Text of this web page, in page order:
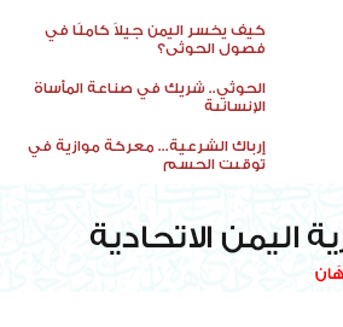
كيف يخسر اليمن جيلاً كاملًا في
فصول الحوثي؟
الحوثي.. شريك في صناعة المأساة
الإنسانية
إرباك الشرعية... معركة موازية في
توقيت الحسم